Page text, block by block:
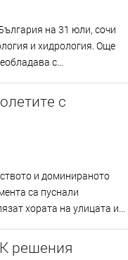
на 31 юли, сочи
и хидрология. Още
с...
с
и доминираното
са пуснали
хората на улицата и...
решения